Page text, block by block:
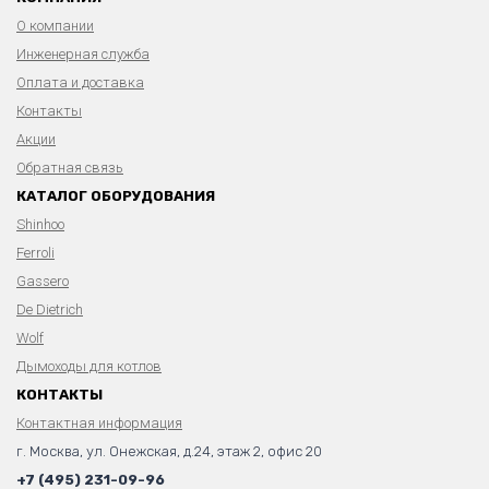
О компании
Инженерная служба
Оплата и доставка
Контакты
Акции
Обратная связь
КАТАЛОГ ОБОРУДОВАНИЯ
Shinhoo
Ferroli
Gassero
De Dietrich
Wolf
Дымоходы для котлов
КОНТАКТЫ
Контактная информация
г. Москва, ул. Онежская, д.24, этаж 2, офис 20
+7 (495) 231-09-96